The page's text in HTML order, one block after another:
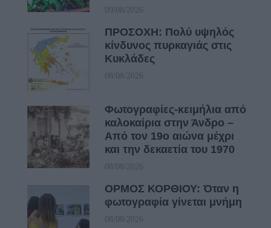
09/08/2026
ΠΡΟΣΟΧΗ: Πολύ υψηλός
κίνδυνος πυρκαγιάς στις
Κυκλάδες
08/08/2026
Φωτογραφίες-κειμήλια από
καλοκαίρια στην Άνδρο –
Από τον 19ο αιώνα μέχρι
και την δεκαετία του 1970
08/08/2026
ΟΡΜΟΣ ΚΟΡΘΙΟΥ: Όταν η
φωτογραφία γίνεται μνήμη
08/08/2026